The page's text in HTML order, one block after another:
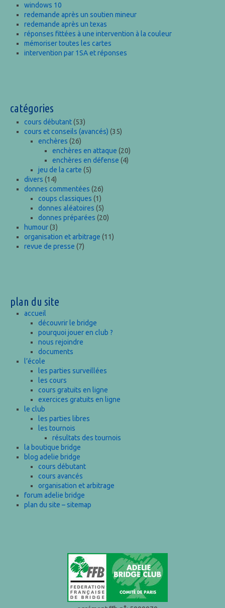
windows 10
redemande après un soutien mineur
redemande après un texas
réponses fittées à une intervention à la couleur
mémoriser toutes les cartes
intervention par 1SA et réponses
catégories
cours débutant(53)
cours et conseils (avancés) (35)
enchères (26)
enchères en attaque (20)
enchères en défense (4)
jeu de la carte (5)
divers (14)
donnes commentées (26)
coups classiques (1)
donnes aléatoires (5)
donnes préparées (20)
humour(3)
organisation et arbitrage (11)
revue de presse (7)
plan du site
accueil
découvrir le bridge
pourquoi jouer en club ?
nous rejoindre
documents
l’école
les parties surveillées
les cours
cours gratuits en ligne
exercices gratuits en ligne
le club
les parties libres
les tournois
résultats des tournois
la boutique bridge
blog adelie bridge
cours débutant
cours avancés
organisation et arbitrage
forum adelie bridge
plan du site – sitemap